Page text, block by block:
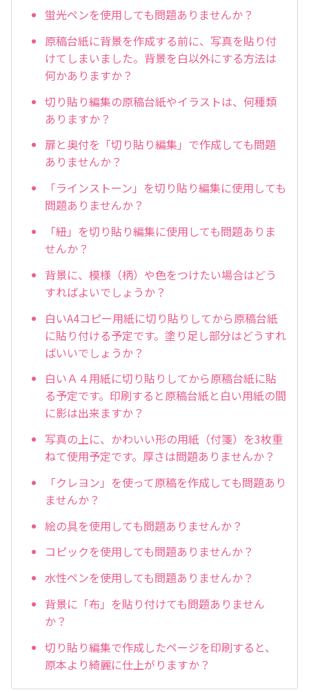
蛍光ペンを使用しても問題ありませんか？
原稿台紙に背景を作成する前に、写真を貼り付
けてしまいました。背景を白以外にする方法は
何かありますか？
切り貼り編集の原稿台紙やイラストは、何種類
ありますか？
扉と奥付を「切り貼り編集」で作成しても問題
ありませんか？
「ラインストーン」を切り貼り編集に使用しても
問題ありませんか？
「紐」を切り貼り編集に使用しても問題ありま
せんか？
背景に、模様（柄）や色をつけたい場合はどう
すればよいでしょうか？
白いA4コピー用紙に切り貼りしてから原稿台紙
に貼り付ける予定です。塗り足し部分はどうすれ
ばいいでしょうか？
白いＡ４用紙に切り貼りしてから原稿台紙に貼
る予定です。印刷すると原稿台紙と白い用紙の間
に影は出来ますか？
写真の上に、かわいい形の用紙（付箋）を3枚重
ねて使用予定です。厚さは問題ありませんか？
「クレヨン」を使って原稿を作成しても問題あり
ませんか？
絵の具を使用しても問題ありませんか？
コピックを使用しても問題ありませんか？
水性ペンを使用しても問題ありませんか？
背景に「布」を貼り付けても問題ありません
か？
切り貼り編集で作成したページを印刷すると、
原本より綺麗に仕上がりますか？